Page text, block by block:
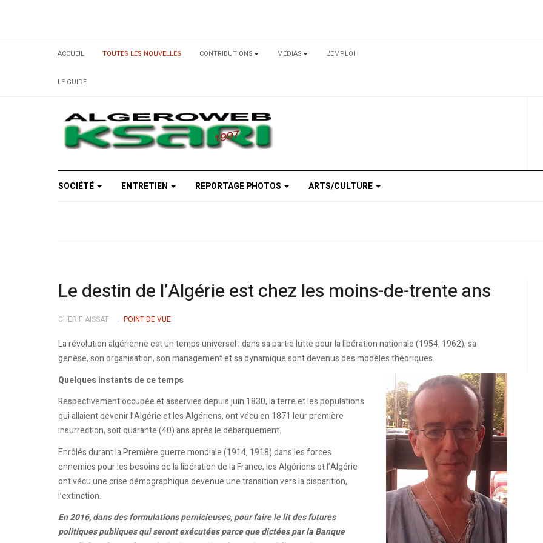
ACCUEIL TOUTES LES NOUVELLES CONTRIBUTIONS MEDIAS L'EMPLOI
LE GUIDE
SOCIÉTÉ ENTRETIEN REPORTAGE PHOTOS ARTS/CULTURE
Le destin de l’Algérie est chez les moins-de-trente ans
CHERIF AISSAT POINT DE VUE
La révolution algérienne est un temps universel ; dans sa partie lutte pour la libération nationale (1954, 1962), sa
genèse, son organisation, son management et sa dynamique sont devenus des modèles théoriques.
Quelques instants de ce temps
Respectivement occupée et asservies depuis juin 1830, la terre et les populations
qui allaient devenir l’Algérie et les Algériens, ont vécu en 1871 leur première
insurrection, soit quarante (40) ans après le débarquement.
Enrôlés durant la Première guerre mondiale (1914, 1918) dans les forces
ennemies pour les besoins de la libération de la France, les Algériens et l’Algérie
ont vécu une crise démographique devenue une transition vers la disparition,
l’extinction.
En 2016, dans des formulations pernicieuses, pour faire le lit des futures
politiques publiques qui seront exécutées parce que dictées par la Banque